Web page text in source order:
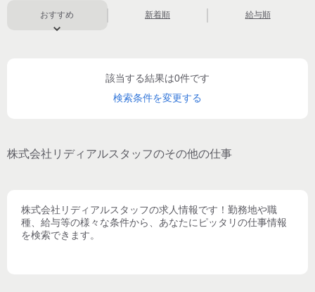
おすすめ 新着順 給与順
該当する結果は0件です
検索条件を変更する
株式会社リディアルスタッフのその他の仕事
株式会社リディアルスタッフの求人情報です！勤務地や職
種、給与等の様々な条件から、あなたにピッタリの仕事情報
を検索できます。